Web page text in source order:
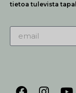
tietoa tulevista